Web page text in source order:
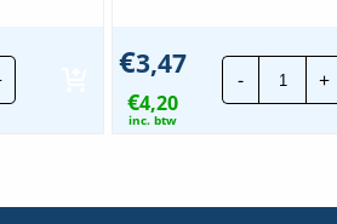
€3,47
€4,20
inc. btw
-
Draka
Pur
Kabel
+